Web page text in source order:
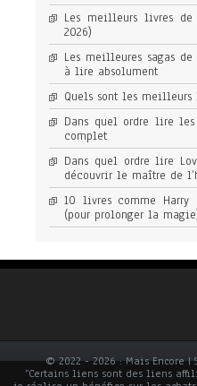
Les meilleurs livres de
2026)
Les meilleures sagas
à lire absolument
Quels sont les meilleurs
Dans quel ordre lire les
complet
Dans quel ordre lire
découvrir le maître de
10 livres comme Harry
(pour prolonger la
© 2022 - 2026 : Mais Encore
“Certains liens sont des liens